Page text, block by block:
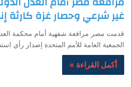
غير شرعي وحصار غزة كارثة
قدمت مصر مرافعة شفهية أمام محكمة
الجمعية العامة للأمم المتحدة إصدار رأي
أكمل القراءة »